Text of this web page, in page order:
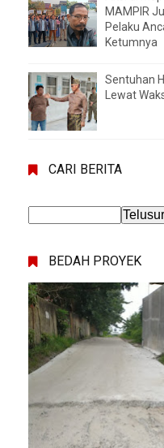
MAMPIR
Pelaku
Ketumnya
Sentuhan
Lewat
CARI BERITA
BEDAH PROYEK